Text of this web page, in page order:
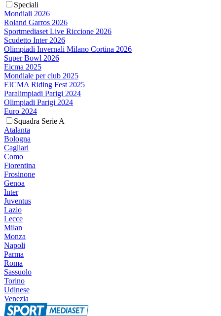
Speciali
Mondiali 2026
Roland Garros 2026
Sportmediaset Live Riccione 2026
Scudetto Inter 2026
Olimpiadi Invernali Milano Cortina 2026
Super Bowl 2026
Eicma 2025
Mondiale per club 2025
EICMA Riding Fest 2025
Paralimpiadi Parigi 2024
Olimpiadi Parigi 2024
Euro 2024
Squadra Serie A
Atalanta
Bologna
Cagliari
Como
Fiorentina
Frosinone
Genoa
Inter
Juventus
Lazio
Lecce
Milan
Monza
Napoli
Parma
Roma
Sassuolo
Torino
Udinese
Venezia